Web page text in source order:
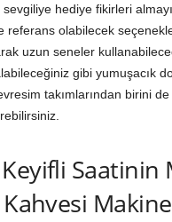
sevgiliye hediye fikirleri
referans olabilecek
uzun seneler
gibi yumuşacık
takımlarından birini
Saatinin